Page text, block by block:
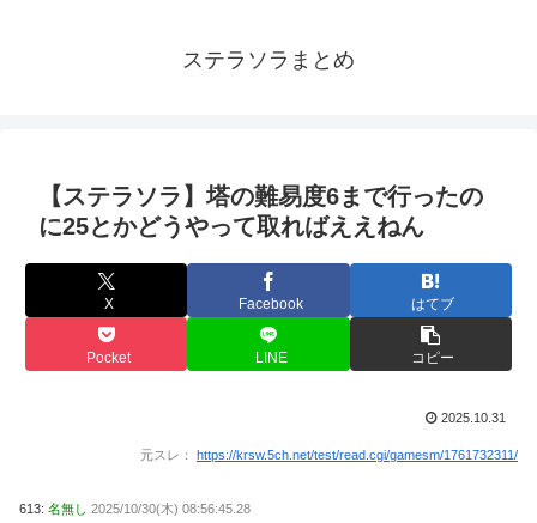
ステラソラまとめ
【ステラソラ】塔の難易度6まで行ったの
に25とかどうやって取ればええねん
X Facebook はてブ
Pocket LINE コピー
2025.10.31
元スレ： https://krsw.5ch.net/test/read.cgi/gamesm/1761732311/
613: 名無し 2025/10/30(木) 08:56:45.28